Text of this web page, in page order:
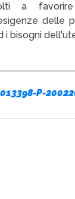
a favorire
delle
i bisogni
P-